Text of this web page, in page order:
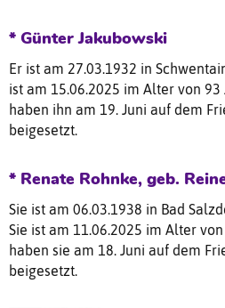
* Günter Jakubowski
Er ist am 27.03.1932 in
ist am 15.06.2025 im Alter von
haben ihn am 19. Juni auf dem
beigesetzt.
* Renate Rohnke, geb.
Sie ist am 06.03.1938 in Bad
Sie ist am 11.06.2025 im Alter
haben sie am 18. Juni auf dem
beigesetzt.